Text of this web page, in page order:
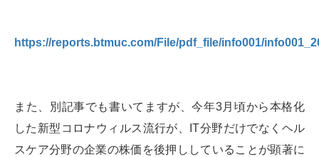
https://reports.btmuc.com/File/pdf_file/info001/
また、別記事でも書いてますが、今年3月頃から本格化
した新型コロナウィルス流行が、IT分野だけでなくヘル
スケア分野の企業の株価を後押ししていることが顕著に